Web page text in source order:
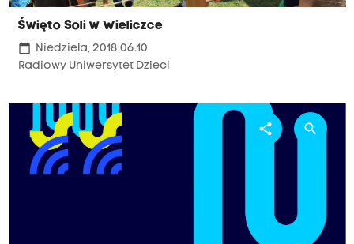
Święto Soli w Wieliczce
calendar_today Niedziela, 2018.06.10
Radiowy Uniwersytet Dzieci
share search